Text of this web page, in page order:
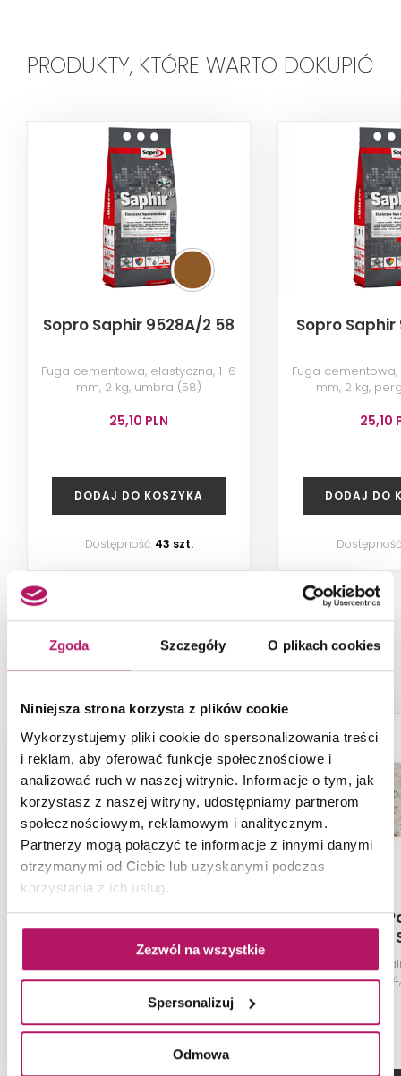
Zgoda Szczegóły O plikach cookies
Niniejsza strona korzysta z plików cookie
Wykorzystujemy pliki cookie do spersonalizowania treści
i reklam, aby oferować funkcje społecznościowe i
analizować ruch w naszej witrynie. Informacje o tym, jak
korzystasz z naszej witryny, udostępniamy partnerom
społecznościowym, reklamowym i analitycznym.
Partnerzy mogą połączyć te informacje z innymi danymi
otrzymanymi od Ciebie lub uzyskanymi podczas
korzystania z ich usług.
Zezwól na wszystkie
Spersonalizuj
Odmowa
PRODUKTY, KTÓRE WARTO DOKUPIĆ
Sopro Saphir 9528A/2 58
Fuga cementowa, elastyczna, 1-6
mm, 2 kg, umbra (58)
25,10 PLN
DODAJ DO KOSZYKA
Dostępność: 43 szt.
Sopro Saphir
Fuga cementowa,
mm, 2 kg,
25,10
DODAJ DO
PRODUKTY Z KOLEKCJI
Tubądzin Patagonia
119,8x274,8 cm
Tubądzin
Naturale
Płytka